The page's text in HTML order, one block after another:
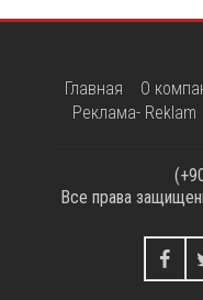
Главная О
Реклама- Reklam
Все права